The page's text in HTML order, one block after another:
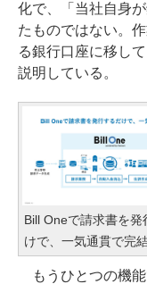
化で、「当社自身
たものではない。
る銀行口座に移し
説明している。
Bill Oneで請求書を発
けで、一気通貫で完
もうひとつの機能